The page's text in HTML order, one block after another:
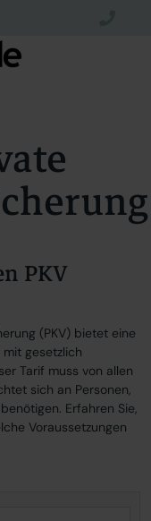
PKV
(PKV) bietet eine
mit gesetzlich
Tarif muss von allen
sich an Personen,
Erfahren Sie,
Voraussetzungen